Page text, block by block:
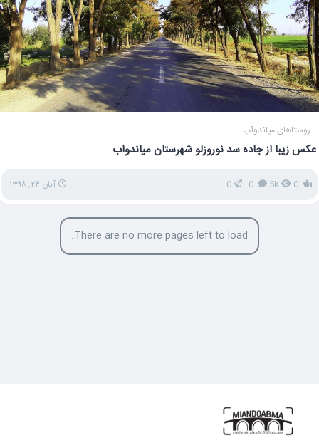
روستاهای میاندوآب
عکس زیبا از جاده سد نوروزلو شهرستان میاندواب
5k
0 آبان ۲۴, ۱۳۹۸
There are no more pages left to load.